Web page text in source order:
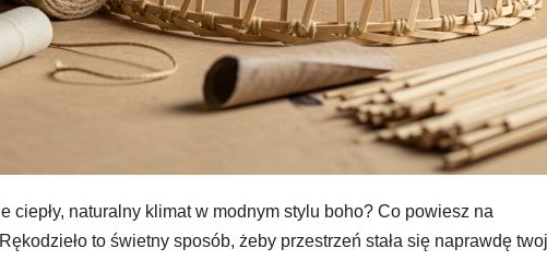
naturalny klimat w modnym stylu boho? Co powiesz na
to świetny sposób, żeby przestrzeń stała się naprawdę